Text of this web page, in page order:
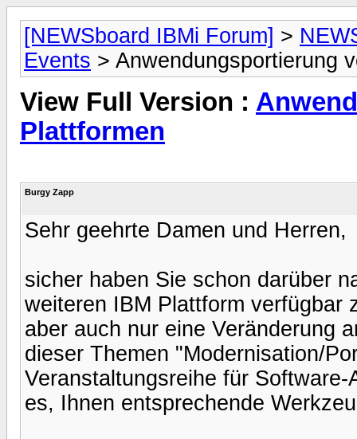
[NEWSboard IBMi Forum] >
Events > Anwendungsportierung
View Full Version :
Plattformen
Burgy Zapp
Sehr geehrte Damen und Herren,
sicher haben Sie schon darüber
weiteren IBM Plattform verfügbar
aber auch nur eine Veränderung
dieser Themen "Modernisation/
Veranstaltungsreihe für
es, Ihnen entsprechende